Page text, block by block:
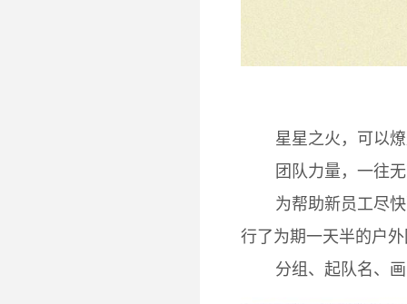
星星之火，可以
团队力量，一往
为帮助新员工尽
行了为期一天半的户
分组、起队名、